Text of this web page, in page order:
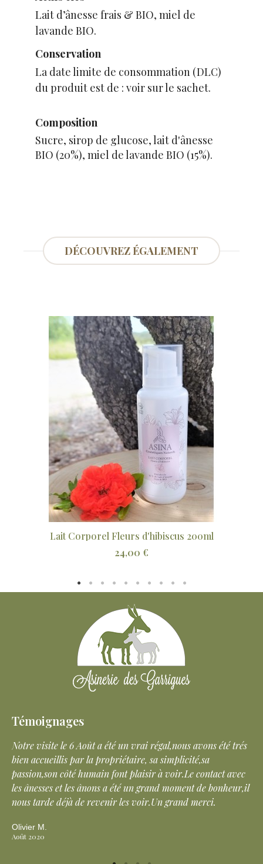
Lait d’ânesse frais & BIO, miel de
lavande BIO.
Conservation
La date limite de consommation (DLC)
du produit est de : voir sur le sachet.
Composition
Sucre, sirop de glucose, lait d'ânesse
BIO (20%), miel de lavande BIO (15%).
DÉCOUVREZ ÉGALEMENT
200ml
Lait d’ânesse BIO &
Témoignages
régal,nous avons été trés
sa simplicité,sa
à voir.Le contact avec
grand moment de bonheur,il
voir.Un grand merci.
Merci beaucoup pour cet
câlin avec les anons et ces
avons hâte de tester les
l'évolution de ce projet qui a du